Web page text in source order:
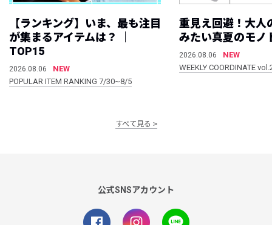
【ランキング】いま、最も注目
が集まるアイテムは？ ｜
TOP15
2026.08.06
NEW
POPULAR ITEM RANKING 7/30~8/5
重見え回避！大人
みたい真夏のモノ
2026.08.06
NEW
WEEKLY COORDINATE
すべて見る
公式SNSアカウント